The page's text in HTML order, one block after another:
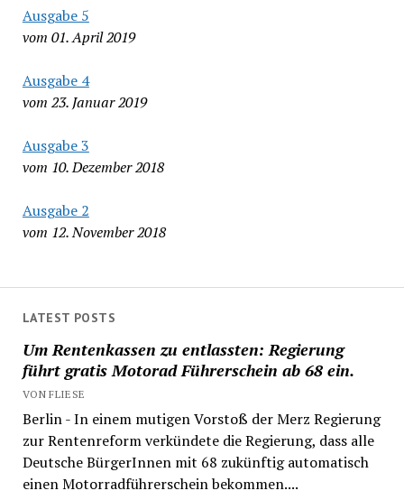
Ausgabe 5
vom 01. April 2019
Ausgabe 4
vom 23. Januar 2019
Ausgabe 3
vom 10. Dezember 2018
Ausgabe 2
vom 12. November 2018
LATEST POSTS
Um Rentenkassen zu entlassten: Regierung
führt gratis Motorad Führerschein ab 68 ein.
VON FLIESE
Berlin - In einem mutigen Vorstoß der Merz Regierung
zur Rentenreform verkündete die Regierung, dass alle
Deutsche BürgerInnen mit 68 zukünftig automatisch
einen Motorradführerschein bekommen....